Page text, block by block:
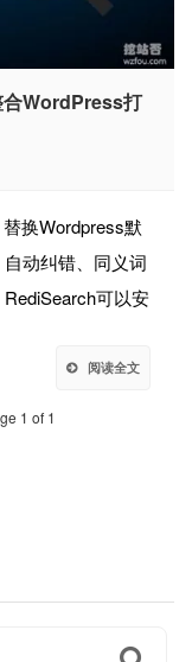
WordPress打
换Wordpress默
动纠错、同义词
可以安
阅读全文
1 of 1